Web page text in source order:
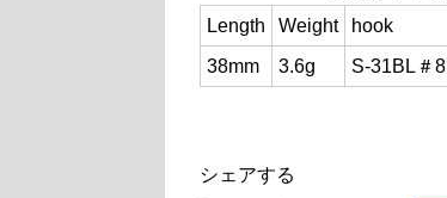
Length
Weight hook
38mm
3.6g S-31BL＃8
シェアする